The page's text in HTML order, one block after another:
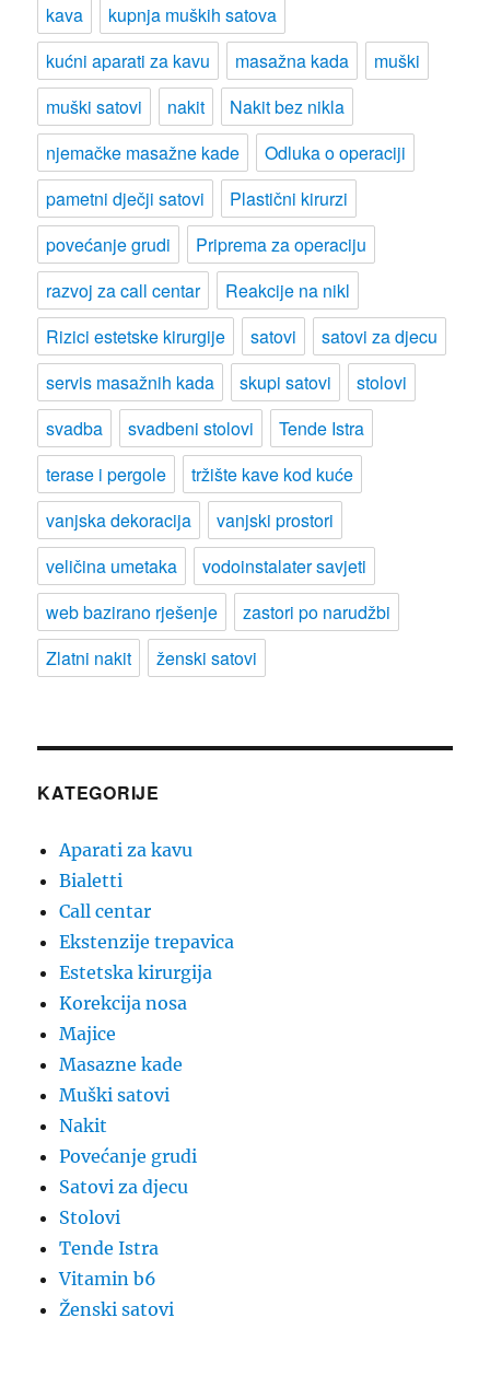
kava
kupnja muških satova
kućni aparati za kavu
masažna kada
muški
muški satovi
nakit
Nakit bez nikla
njemačke masažne kade
Odluka o operaciji
pametni dječji satovi
Plastični kirurzi
povećanje grudi
Priprema za operaciju
razvoj za call centar
Reakcije na nikl
Rizici estetske kirurgije
satovi
satovi za djecu
servis masažnih kada
skupi satovi
stolovi
svadba
svadbeni stolovi
Tende Istra
terase i pergole
tržište kave kod kuće
vanjska dekoracija
vanjski prostori
veličina umetaka
vodoinstalater savjeti
web bazirano rješenje
zastori po narudžbi
Zlatni nakit
ženski satovi
KATEGORIJE
Aparati za kavu
Bialetti
Call centar
Ekstenzije trepavica
Estetska kirurgija
Korekcija nosa
Majice
Masazne kade
Muški satovi
Nakit
Povećanje grudi
Satovi za djecu
Stolovi
Tende Istra
Vitamin b6
Ženski satovi